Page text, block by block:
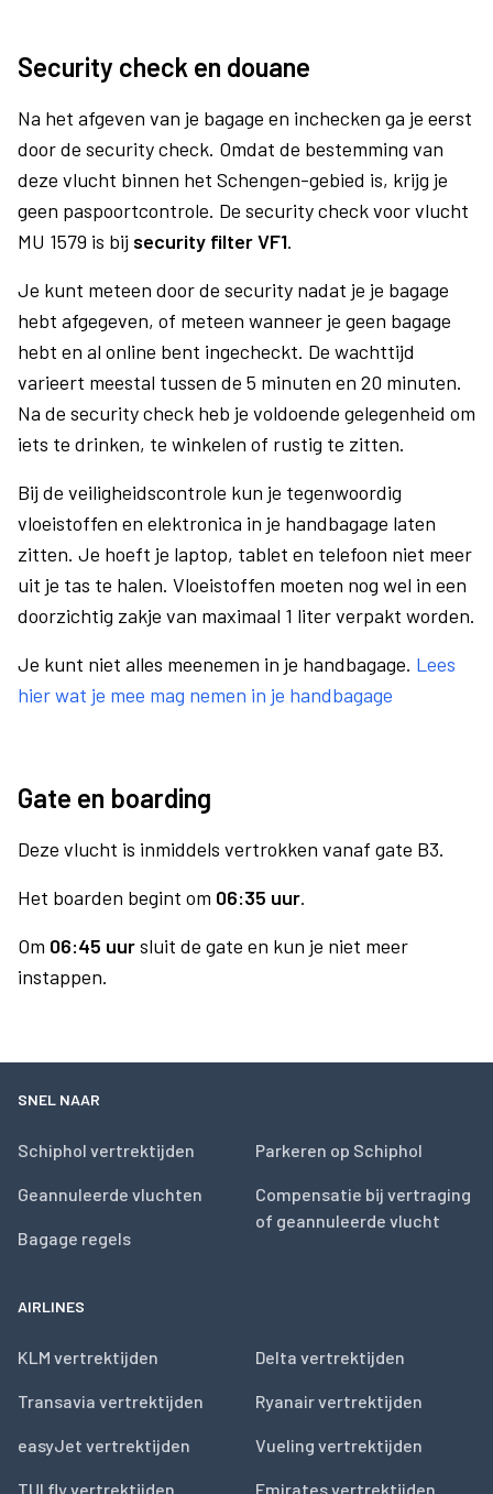
Security check en douane
Na het afgeven van je bagage en inchecken ga je eerst
door de security check. Omdat de bestemming van
deze vlucht binnen het Schengen-gebied is, krijg je
geen paspoortcontrole. De security check voor vlucht
MU 1579 is bij security filter VF1.
Je kunt meteen door de security nadat je je bagage
hebt afgegeven, of meteen wanneer je geen bagage
hebt en al online bent ingecheckt. De wachttijd
varieert meestal tussen de 5 minuten en 20 minuten.
Na de security check heb je voldoende gelegenheid om
iets te drinken, te winkelen of rustig te zitten.
Bij de veiligheidscontrole kun je tegenwoordig
vloeistoffen en elektronica in je handbagage laten
zitten. Je hoeft je laptop, tablet en telefoon niet meer
uit je tas te halen. Vloeistoffen moeten nog wel in een
doorzichtig zakje van maximaal 1 liter verpakt worden.
Je kunt niet alles meenemen in je handbagage. Lees
hier wat je mee mag nemen in je handbagage
Gate en boarding
Deze vlucht is inmiddels vertrokken vanaf gate B3.
Het boarden begint om 06:35 uur.
Om 06:45 uursluit de gate en kun je niet meer
instappen.
SNEL NAAR
Schiphol vertrektijden
Geannuleerde vluchten
Bagage regels
Parkeren op Schiphol
Compensatie bij vertraging
of geannuleerde vlucht
AIRLINES
KLM vertrektijden
Transavia vertrektijden
easyJet vertrektijden
TUI fly vertrektijden
Delta vertrektijden
Ryanair vertrektijden
Vueling vertrektijden
Emirates vertrektijden